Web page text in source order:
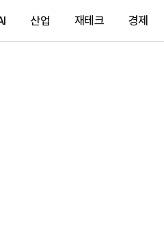
산업 재테크 경제